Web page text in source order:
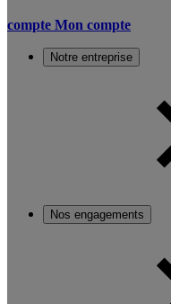
compte Mon compte
Notre entreprise
Nos engagements